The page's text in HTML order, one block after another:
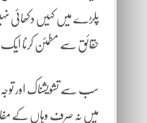
پلڑے میں کہیں دکھائی
حقائق سے مطمئن کرنا ایک
سب سے تشویشناک اور
میں نہ صرف وہاں کے